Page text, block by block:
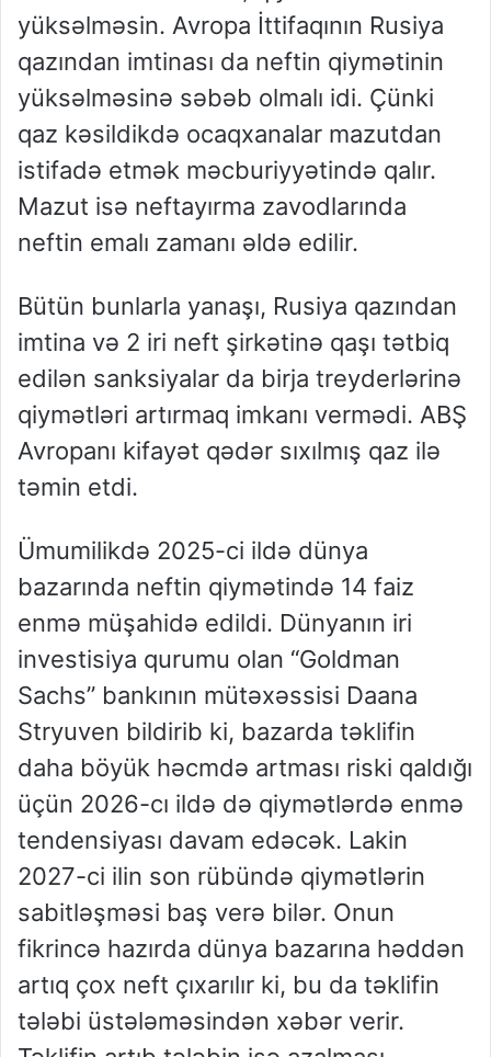
yüksəlməsin. Avropa İttifaqının Rusiya
qazından imtinası da neftin qiymətinin
yüksəlməsinə səbəb olmalı idi. Çünki
qaz kəsildikdə ocaqxanalar mazutdan
istifadə etmək məcburiyyətində qalır.
Mazut isə neftayırma zavodlarında
neftin emalı zamanı əldə edilir.
Bütün bunlarla yanaşı, Rusiya qazından
imtina və 2 iri neft şirkətinə qaşı tətbiq
edilən sanksiyalar da birja treyderlərinə
qiymətləri artırmaq imkanı vermədi. ABŞ
Avropanı kifayət qədər sıxılmış qaz ilə
təmin etdi.
Ümumilikdə 2025-ci ildə dünya
bazarında neftin qiymətində 14 faiz
enmə müşahidə edildi. Dünyanın iri
investisiya qurumu olan “Goldman
Sachs” bankının mütəxəssisi Daana
Stryuven bildirib ki, bazarda təklifin
daha böyük həcmdə artması riski qaldığı
üçün 2026-cı ildə də qiymətlərdə enmə
tendensiyası davam edəcək. Lakin
2027-ci ilin son rübündə qiymətlərin
sabitləşməsi baş verə bilər. Onun
fikrincə hazırda dünya bazarına həddən
artıq çox neft çıxarılır ki, bu da təklifin
tələbi üstələməsindən xəbər verir.